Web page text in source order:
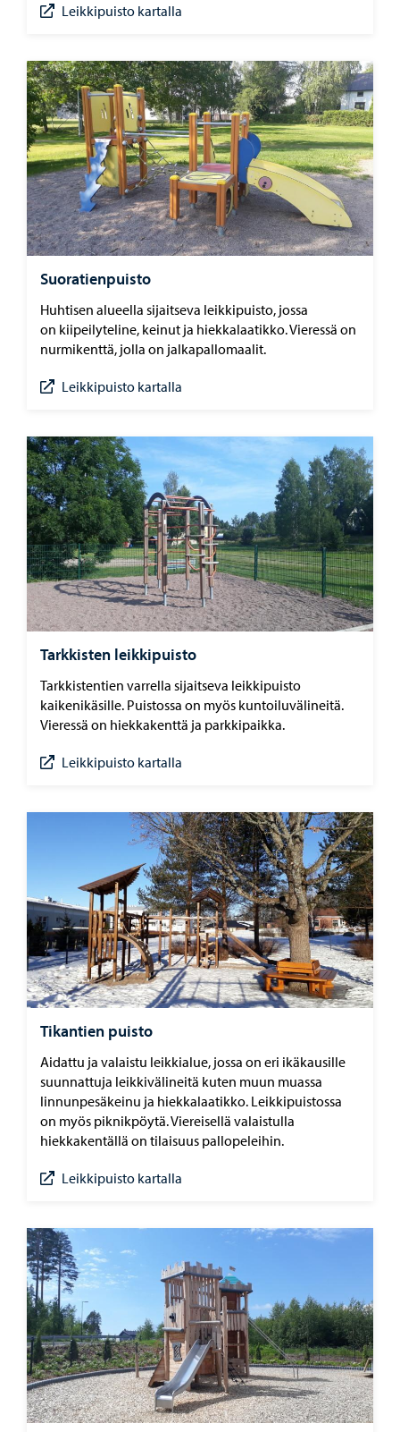
Leikkipuisto kartalla
Suoratienpuisto
Huhtisen alueella sijaitseva leikkipuisto, jossa
on kiipeilyteline, keinut ja hiekkalaatikko. Vieressä on
nurmikenttä, jolla on jalkapallomaalit.
Leikkipuisto kartalla
Tarkkisten leikkipuisto
Tarkkistentien varrella sijaitseva leikkipuisto
kaikenikäsille. Puistossa on myös kuntoiluvälineitä.
Vieressä on hiekkakenttä ja parkkipaikka.
Leikkipuisto kartalla
Tikantien puisto
Aidattu ja valaistu leikkialue, jossa on eri ikäkausille
suunnattuja leikkivälineitä kuten muun muassa
linnunpesäkeinu ja hiekkalaatikko. Leikkipuistossa
on myös piknikpöytä. Viereisellä valaistulla
hiekkakentällä on tilaisuus pallopeleihin.
Leikkipuisto kartalla